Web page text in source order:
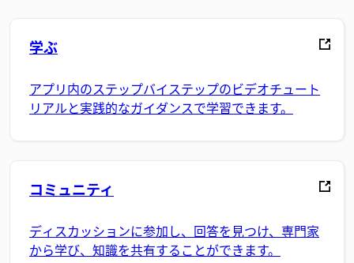
学ぶ
アプリ内のステップバイステップのビデオチュート
リアルと実践的なガイダンスで学習できます。
コミュニティ
ディスカッションに参加し、回答を見つけ、専門家
から学び、知識を共有することができます。